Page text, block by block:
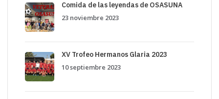
Comida de las leyendas de OSASUNA
23 noviembre 2023
XV Trofeo Hermanos Glaria 2023
10 septiembre 2023